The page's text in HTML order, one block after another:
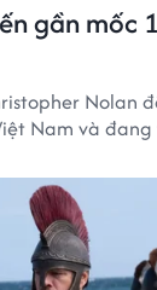
gần mốc
Nolan
Nam và